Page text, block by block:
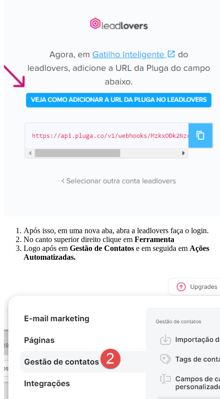
Após isso, em uma nova aba, abra a leadlovers faça o login.
No canto superior direito clique em Ferramenta
Logo após em Gestão de Contatos e em seguida em Ações
Automatizadas.